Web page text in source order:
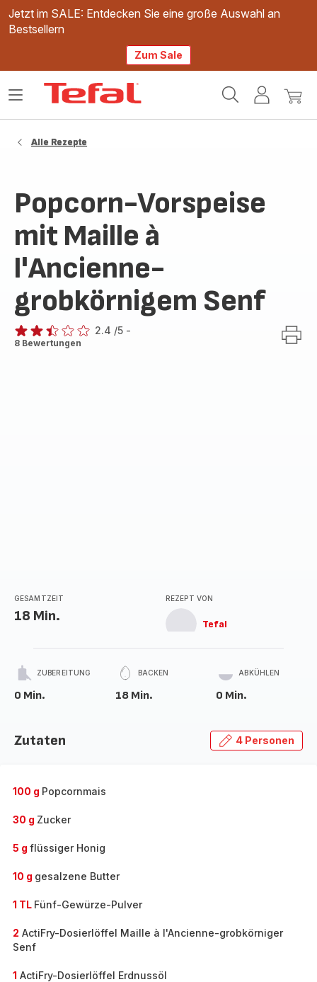
Jetzt im SALE: Entdecken Sie eine große Auswahl an
Bestsellern
Zum Sale
Mein
Mein
Das
Alle Rezepte
Popcorn-Vorspeise
mit Maille à
l'Ancienne-
grobkörnigem Senf
ratings.2.4
2.4 /5 -
8 Bewertungen
GESAMTZEIT
18 Min.
REZEPT VON
Tefal
ZUBEREITUNG
0 Min.
BACKEN
18 Min.
ABKÜHLEN
0 Min.
Zutaten 4 Personen
100 g Popcornmais
30 g Zucker
5 g flüssiger Honig
10 g gesalzene Butter
1 TL Fünf-Gewürze-Pulver
2 ActiFry-Dosierlöffel Maille à l'Ancienne-grobkörniger
Senf
1 ActiFry-Dosierlöffel Erdnussöl